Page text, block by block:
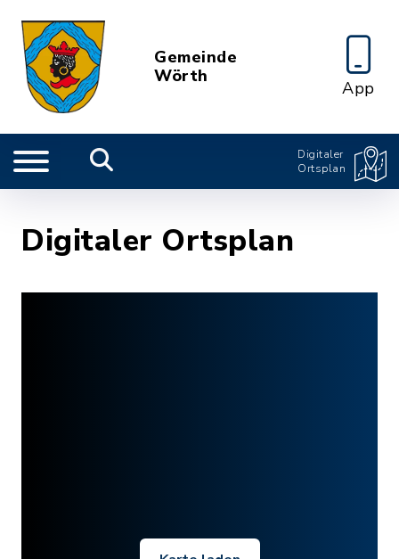
Gemeinde
Wörth
App
Digitaler
Ortsplan
Digitaler Ortsplan